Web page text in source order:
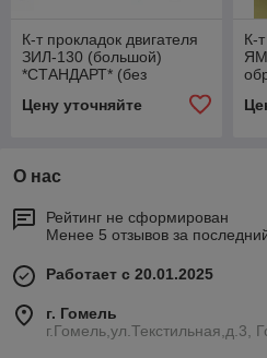
К-т прокладок двигателя
ЗИЛ-130 (большой)
*СТАНДАРТ* (без
прокладок ГБЦ) к-т 23 шт.
*Рязань*
Цену уточняйте
К-
О нас
Рейтинг не сформирован
Менее 5 отзывов за
Работает с 20.01.2025
г. Гомель
г.Гомель,ул.Текстильная,д.3,